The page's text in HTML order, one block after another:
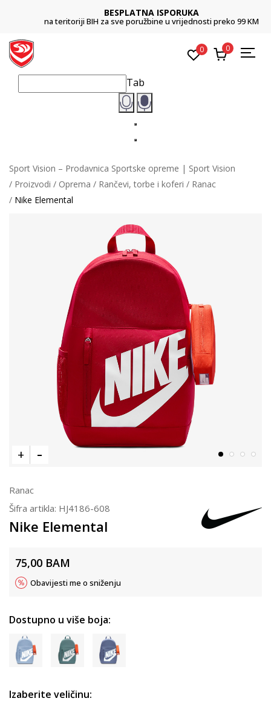
BESPLATNA ISPORUKA
na teritoriji BIH za sve poružbine u vrijednosti preko 99 KM
0 0
Tab
Sport Vision – Prodavnica Sportske opreme | Sport Vision
Proizvodi
Oprema Rančevi, torbe i koferi
Ranac
Nike Elemental
Ranac
Šifra artikla: HJ4186-608
Nike Elemental
75,00 BAM
Obavijesti me o sniženju
Dostupno u više boja:
Izaberite veličinu: